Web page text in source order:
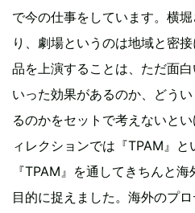
で今の仕事をしています。横
り、劇場というのは地域と密
品を上演することは、ただ面
いった効果があるのか、どう
るのかをセットで考えないと
ィレクションでは『TPAM』と
『TPAM』を通してきちんと
目的に捉えました。海外のプ